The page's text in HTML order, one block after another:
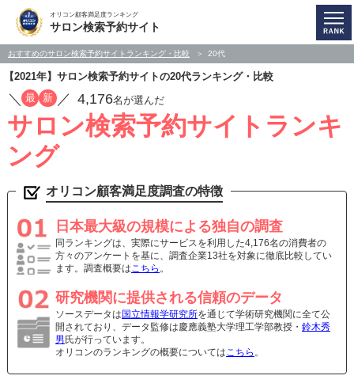
オリコン顧客満足度ランキング
サロン検索予約サイト
おすすめのサロン検索予約サイトランキング・比較 20代
【2021年】サロン検索予約サイトの20代ランキング・比較
／ 最 新 ／ 4,176名が選んだ
サロン検索予約サイトランキ
ング
オリコン顧客満足度調査の特徴
日本最大級の規模による独自の調査
同ランキングは、実際にサービスを利用した4,176名の消費者の
方々のアンケートを基に、調査企業13社を対象に徹底比較してい
ます。調査概要はこちら 。
研究機関に提供される信頼のデータ
ソースデータは 国立情報学研究所を通じて学術研究機関に全て公
開されており、データ監修は慶應義塾大学理工学部教授・ 鈴木秀
男 氏が行っています。
オリコンのランキングの概要についてはこちら 。